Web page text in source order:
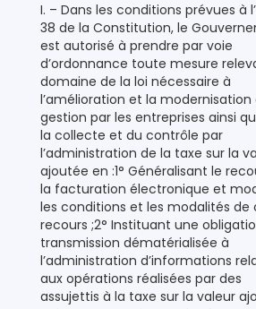
I. – Dans les conditions prévues à
38 de la Constitution, le
est autorisé à prendre par voie
d’ordonnance toute mesure
domaine de la loi nécessaire à
l’amélioration et la modernisation
gestion par les entreprises ainsi
la collecte et du contrôle par
l’administration de la taxe sur la
ajoutée en :1° Généralisant le
la facturation électronique et
les conditions et les modalités de
recours ;2° Instituant une
transmission dématérialisée à
l’administration d’informations
aux opérations réalisées par des
assujettis à la taxe sur la valeur